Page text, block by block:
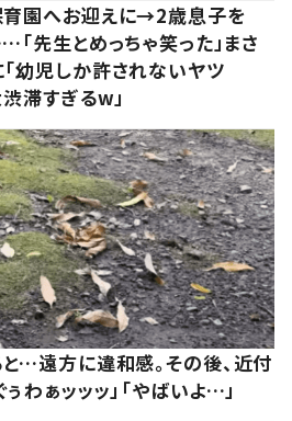
園へお迎えに→2歳息子を
先生とめっちゃ笑った」まさ
幼児しか許されないヤツ
滞すぎるw」
…遠方に違和感。その後、近付
わぁッッッ」「やばいよ…」